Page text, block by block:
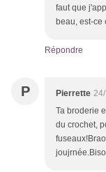
faut que
beau, est-ce
Répondre
P Pierrette
Ta broderie
du crochet,